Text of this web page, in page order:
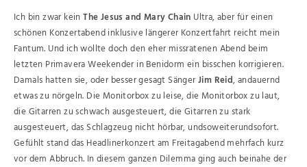
Ich bin zwar keinThe Jesus and Mary Chain Ultra, aber für einen
schönen Konzertabend inklusive längerer Konzertfahrt reicht mein
Fantum. Und ich wollte doch den eher missratenen Abend beim
letzten Primavera Weekender in Benidorm ein bisschen korrigieren.
Damals hatten sie, oder besser gesagt SängerJim Reid, andauernd
etwas zu nörgeln. Die Monitorbox zu leise, die Monitorbox zu laut,
die Gitarren zu schwach ausgesteuert, die Gitarren zu stark
ausgesteuert, das Schlagzeug nicht hörbar, undsoweiterundsofort.
Gefühlt stand das Headlinerkonzert am Freitagabend mehrfach kurz
vor dem Abbruch. In diesem ganzen Dilemma ging auch beinahe der